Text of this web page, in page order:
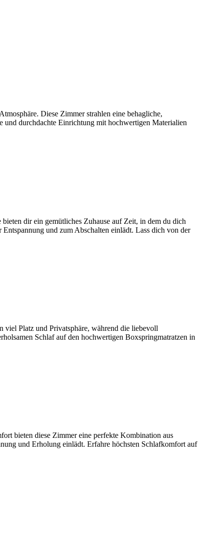
Diese Zimmer strahlen eine behagliche,
und durchdachte Einrichtung mit hochwertigen Materialien
dir ein gemütliches Zuhause auf Zeit, in dem du dich
und zum Abschalten einlädt. Lass dich von der
Platz und Privatsphäre, während die liebevoll
Schlaf auf den hochwertigen Boxspringmatratzen in
bieten diese Zimmer eine perfekte Kombination aus
und Erholung einlädt. Erfahre höchsten Schlafkomfort auf